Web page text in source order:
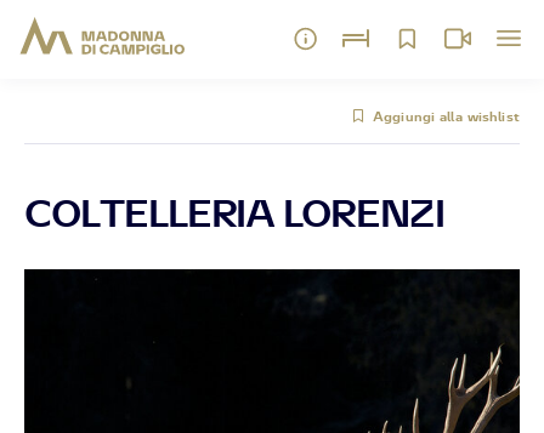
Aggiungi alla wishlist
COLTELLERIA LORENZI